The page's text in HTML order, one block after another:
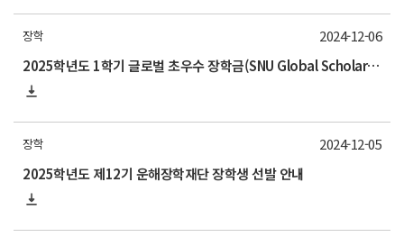
장학
2025학년도 1학기 글로벌 초우수 장학금(SNU Global Scholarship, GS) 신청 안내
2024-12-06
장학
2025학년도 제12기 운해장학재단 장학생 선발 안내
2024-12-05